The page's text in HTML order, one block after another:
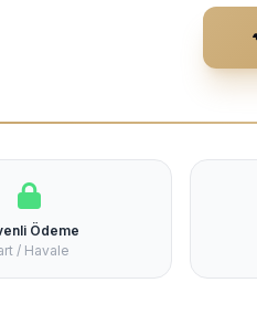
Ödeme
/ Havale